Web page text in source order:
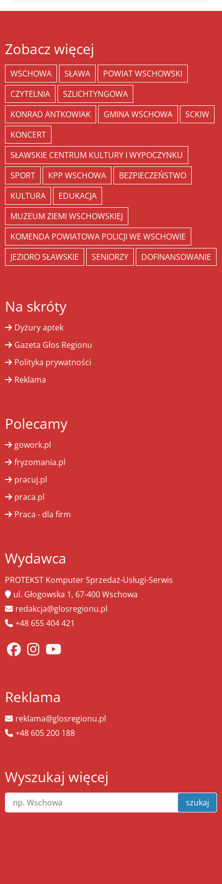
Zobacz więcej
WSCHOWA SŁAWA
POWIAT WSCHOWSKI
CZYTELNIA
SZLICHTYNGOWA
KONRAD ANTKOWIAK
GMINA WSCHOWA
SCKIW
KONCERT
SŁAWSKIE CENTRUM KULTURY I WYPOCZYNKU
SPORT
KPP WSCHOWA
BEZPIECZEŃSTWO
KULTURA
EDUKACJA
MUZEUM ZIEMI WSCHOWSKIEJ
KOMENDA POWIATOWA POLICJI WE WSCHOWIE
JEZIORO SŁAWSKIE
SENIORZY DOFINANSOWANIE
Na skróty
Dyżury aptek
Gazeta Głos Regionu
Polityka prywatności
Reklama
Polecamy
gowork.pl
fryzomania.pl
pracuj.pl
praca.pl
Praca - dla firm
Wydawca
PROTEKST Komputer Sprzedaż-Usługi-Serwis
ul. Głogowska 1, 67-400 Wschowa
redakcja@glosregionu.pl
+48 655 404 421
Reklama
reklama@glosregionu.pl
+48 605 200 188
Wyszukaj więcej
szukaj